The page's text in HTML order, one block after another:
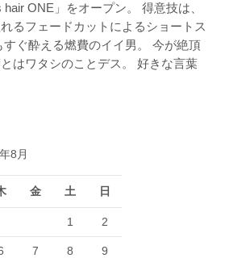
ONE」をオープン。 得意技は、
るフェードカットによるショートス
すぐ酔える燃費のイイ男。 今が絶頂
はワタシのことデス。 好きな言葉
8月
金 土 日
1 2
7 8 9